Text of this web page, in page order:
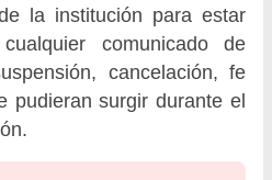
la institución para estar
comunicado de
cancelación, fe
pudieran surgir durante el